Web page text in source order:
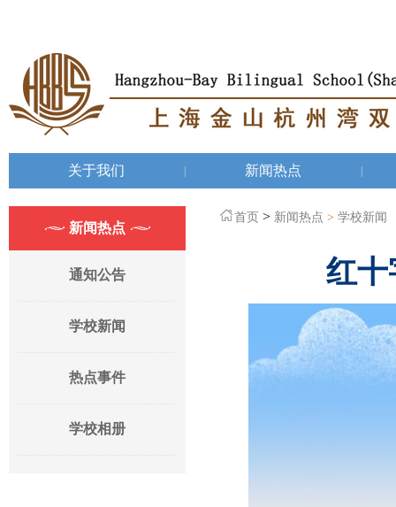
关于我们 新闻热点
新闻热点
通知公告
学校新闻
热点事件
学校相册
首页 > 新闻热点 > 学校新闻
红十